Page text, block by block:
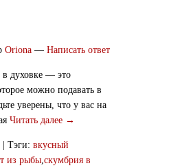
Oriona — Написать ответ
в духовке — это
можно подавать в
уверены, что у вас на
Читать далее →
Тэги: вкусный
из рыбы скумбрия в